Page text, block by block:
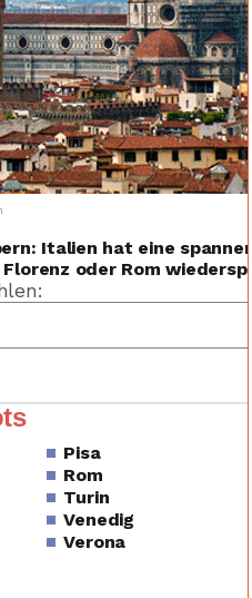
Italien hat eine
oder Rom
Pisa
Rom
Turin
Venedig
Verona